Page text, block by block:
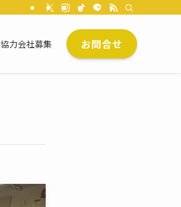
協力会社募集 お問合せ